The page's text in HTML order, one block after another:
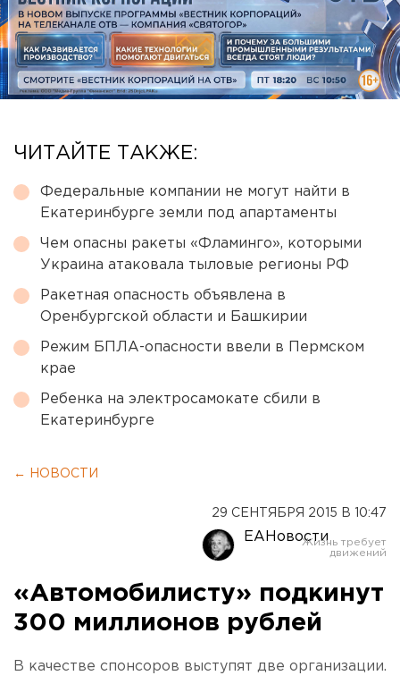
ЧИТАЙТЕ ТАКЖЕ:
Федеральные компании не могут найти в
Екатеринбурге земли под апартаменты
Чем опасны ракеты «Фламинго», которыми
Украина атаковала тыловые регионы РФ
Ракетная опасность объявлена в
Оренбургской области и Башкирии
Режим БПЛА-опасности ввели в Пермском
крае
Ребенка на электросамокате сбили в
Екатеринбурге
← НОВОСТИ
29 СЕНТЯБРЯ 2015 В 10:47
ЕАНовости
«Автомобилисту» подкинут
300 миллионов рублей
В качестве спонсоров выступят две организации.